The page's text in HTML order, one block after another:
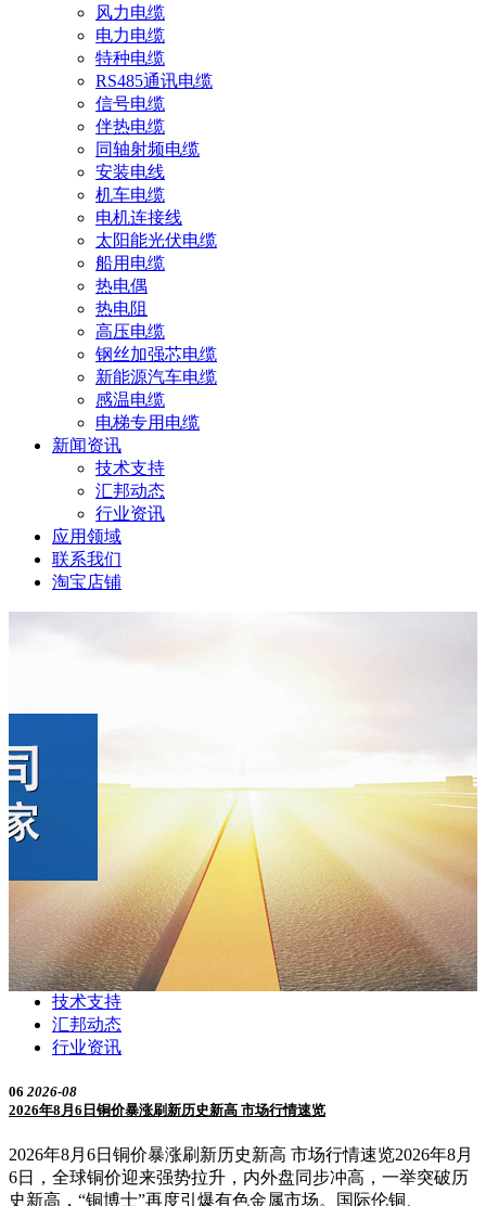
风力电缆
电力电缆
特种电缆
RS485通讯电缆
信号电缆
伴热电缆
同轴射频电缆
安装电线
机车电缆
电机连接线
太阳能光伏电缆
船用电缆
热电偶
热电阻
高压电缆
钢丝加强芯电缆
新能源汽车电缆
感温电缆
电梯专用电缆
新闻资讯
技术支持
汇邦动态
行业资讯
应用领域
联系我们
淘宝店铺
技术支持
汇邦动态
行业资讯
06 2026-08
2026年8月6日铜价暴涨刷新历史新高 市场行情速览
2026年8月6日铜价暴涨刷新历史新高 市场行情速览2026年8月
6日，全球铜价迎来强势拉升，内外盘同步冲高，一举突破历
史新高，“铜博士”再度引爆有色金属市场。国际伦铜、